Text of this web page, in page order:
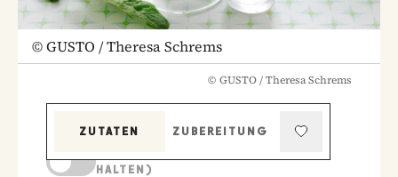
©GUSTO / Theresa Schrems
© GUSTO / Theresa Schrems
ZUTATEN
ZUBEREITUNG
HALTEN)